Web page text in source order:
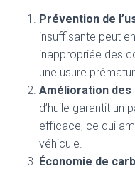
Prévention de
insuffisante peut
inappropriée des
une usure
Amélioration
d’huile garantit un
efficace, ce qui
véhicule.
Économie de